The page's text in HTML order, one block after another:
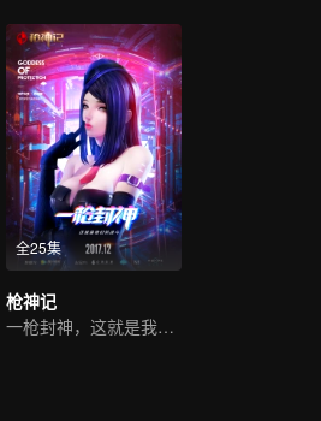
全25集
枪神记
一枪封神，这就是我们的战斗！